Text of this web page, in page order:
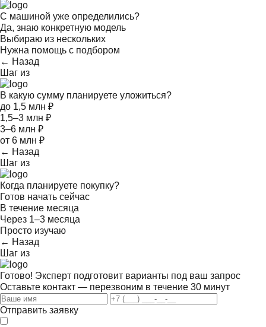
С машиной уже определились?
Да, знаю конкретную модель
Выбираю из нескольких
Нужна помощь с подбором
← Назад
Шаг из
В какую сумму планируете уложиться?
до 1,5 млн ₽
1,5–3 млн ₽
3–6 млн ₽
от 6 млн ₽
← Назад
Шаг из
Когда планируете покупку?
Готов начать сейчас
В течение месяца
Через 1–3 месяца
Просто изучаю
← Назад
Шаг из
Готово! Эксперт подготовит варианты под ваш запрос
Оставьте контакт — перезвоним в течение 30 минут
Отправить заявку